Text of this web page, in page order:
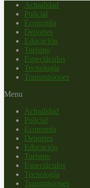
Actualidad
Policial
Economía
Deportes
Educación
Turismo
Espectáculos
Tecnología
Transmisiones
Menu
Actualidad
Policial
Economía
Deportes
Educación
Turismo
Espectáculos
Tecnología
Transmisiones